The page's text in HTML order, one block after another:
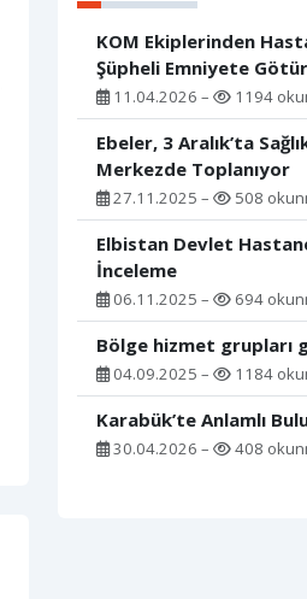
KOM Ekiplerinden
Şüpheli Emniyete
11.04.2026 – 1194
Ebeler, 3 Aralık’ta
Merkezde Toplanıyor
27.11.2025 – 508
Elbistan Devlet
İnceleme
06.11.2025 – 694
Bölge hizmet grupları
04.09.2025 – 1184
Karabük’te Anlamlı
30.04.2026 – 408